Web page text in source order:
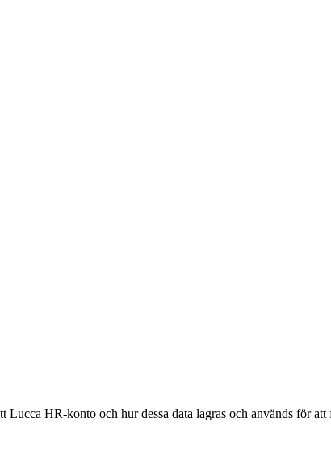
HR-konto och hur dessa data lagras och används för att